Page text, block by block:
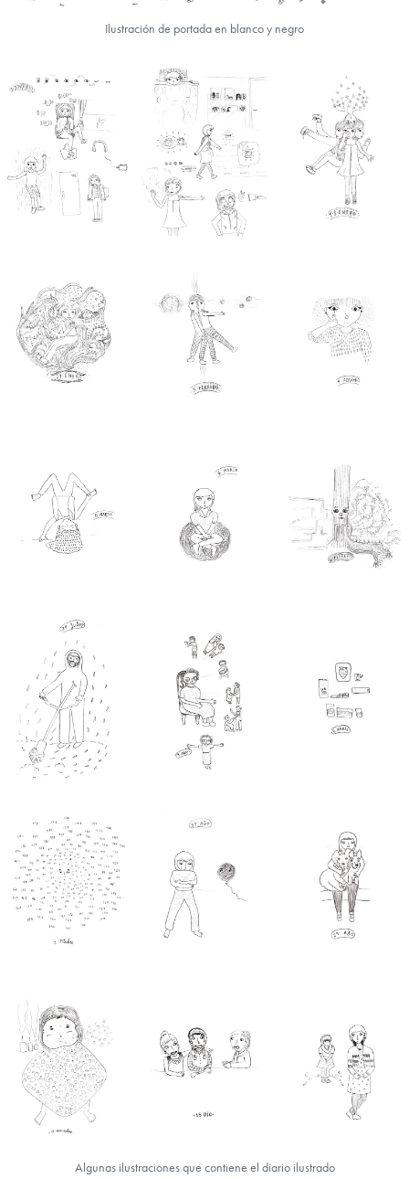
Ilustración de portada en blanco y negro
Algunas ilustraciones que contiene el diario ilustrado